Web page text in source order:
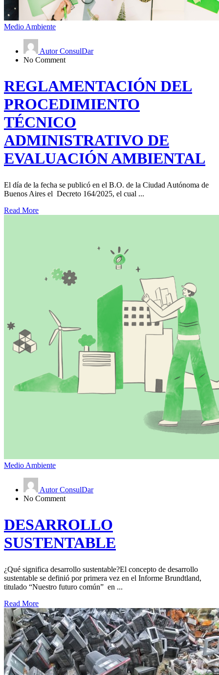
Medio Ambiente
Autor ConsulDar
No Comment
REGLAMENTACIÓN DEL
PROCEDIMIENTO
TÉCNICO
ADMINISTRATIVO DE
EVALUACIÓN AMBIENTAL
El día de la fecha se publicó en el B.O. de la Ciudad Autónoma de
Buenos Aires el Decreto 164/2025, el cual ...
Read More
Medio Ambiente
Autor ConsulDar
No Comment
DESARROLLO
SUSTENTABLE
¿Qué significa desarrollo sustentable?El concepto de desarrollo
sustentable se definió por primera vez en el Informe Brundtland,
titulado “Nuestro futuro común” en ...
Read More